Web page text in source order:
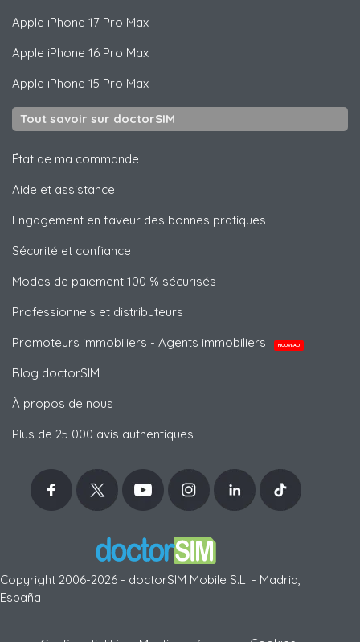
Apple iPhone 17 Pro Max
Apple iPhone 16 Pro Max
Apple iPhone 15 Pro Max
Tout savoir sur doctorSIM
État de ma commande
Aide et assistance
Engagement en faveur des bonnes pratiques
Sécurité et confiance
Modes de paiement 100 % sécurisés
Professionnels et distributeurs
Promoteurs immobiliers - Agents immobiliers
NOUVEAU
Blog doctorSIM
À propos de nous
Plus de 25 000 avis authentiques !
Copyright 2006-2026 - doctorSIM Mobile S.L. - Madrid,
España